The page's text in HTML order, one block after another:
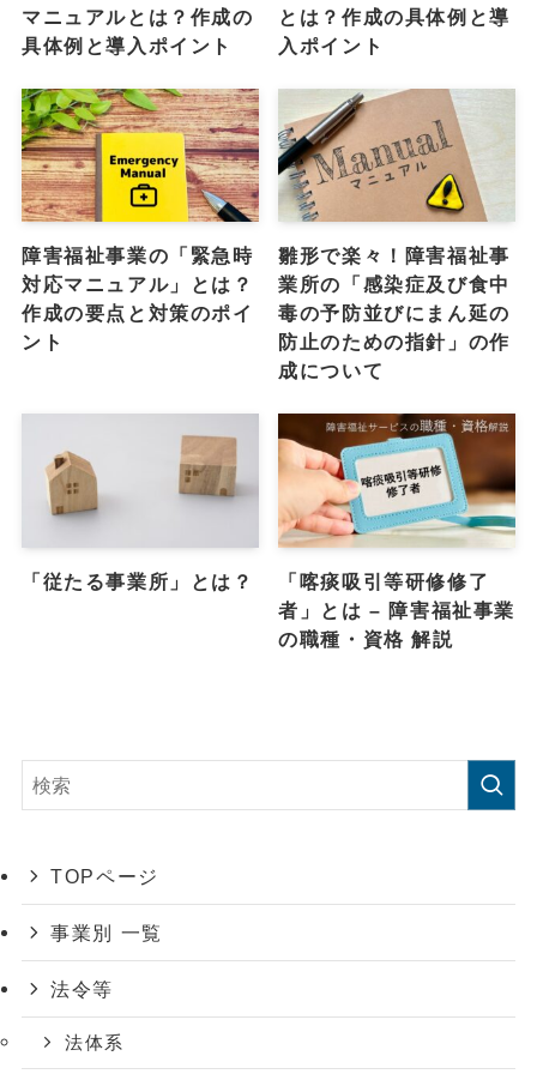
マニュアルとは？作成の
具体例と導入ポイント
とは？作成の具体例と導
入ポイント
障害福祉事業の「緊急時
対応マニュアル」とは？
作成の要点と対策のポイ
ント
雛形で楽々！障害福祉事
業所の「感染症及び食中
毒の予防並びにまん延の
防止のための指針」の作
成について
「従たる事業所」とは？
「喀痰吸引等研修修了
者」とは – 障害福祉事業
の職種・資格 解説
TOPページ
事業別 一覧
法令等
法体系